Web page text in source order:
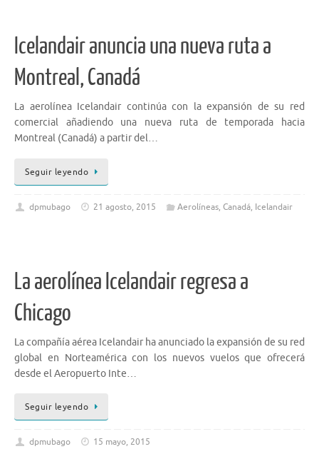
Icelandair anuncia una nueva ruta a
Montreal, Canadá
La aerolínea Icelandair continúa con la expansión de su red
comercial añadiendo una nueva ruta de temporada hacia
Montreal (Canadá) a partir del…
Seguir leyendo
dpmubago 21 agosto, 2015 Aerolíneas, Canadá, Icelandair
La aerolínea Icelandair regresa a
Chicago
La compañía aérea Icelandair ha anunciado la expansión de su red
global en Norteamérica con los nuevos vuelos que ofrecerá
desde el Aeropuerto Inte…
Seguir leyendo
dpmubago
15 mayo, 2015